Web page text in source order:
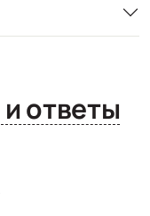
Вопросы и ответы